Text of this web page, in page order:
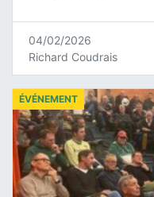
04/02/2026
Richard Coudrais
ÉVÉNEMENT